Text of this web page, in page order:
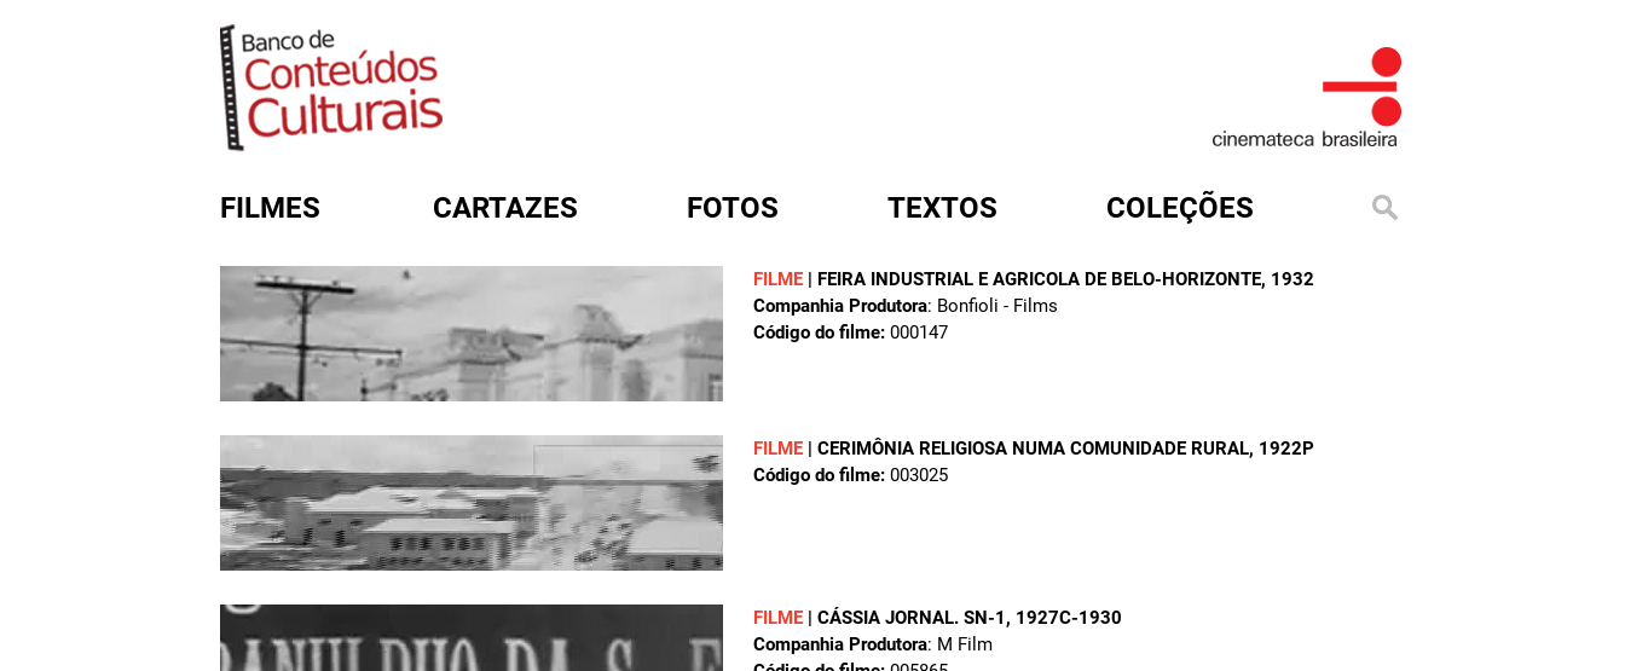
FILMES CARTAZES FOTOS TEXTOS COLEÇÕES
FILME | FEIRA INDUSTRIAL E AGRICOLA DE BELO-HORIZONTE, 1932
Companhia Produtora: Bonfioli - Films
Código do filme: 000147
FILME | CERIMÔNIA RELIGIOSA NUMA COMUNIDADE RURAL, 1922P
Código do filme: 003025
FILME | CÁSSIA JORNAL. SN-1 , 1927C-1930
Companhia Produtora: M Film
FORMULÁRIO DE BUSCA